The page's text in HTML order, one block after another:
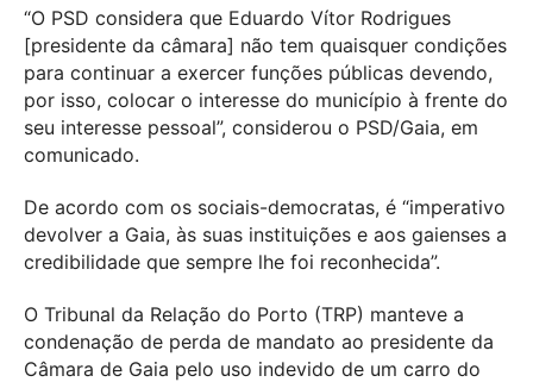
“O PSD considera que Eduardo Vítor Rodrigues
[presidente da câmara] não tem quaisquer condições
para continuar a exercer funções públicas devendo,
por isso, colocar o interesse do município à frente do
seu interesse pessoal”, considerou o PSD/Gaia, em
comunicado.
De acordo com os sociais-democratas, é “imperativo
devolver a Gaia, às suas instituições e aos gaienses a
credibilidade que sempre lhe foi reconhecida”.
O Tribunal da Relação do Porto (TRP) manteve a
condenação de perda de mandato ao presidente da
Câmara de Gaia pelo uso indevido de um carro do